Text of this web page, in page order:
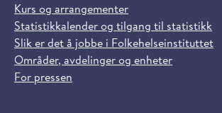
Kurs og arrangementer
Statistikkalender og tilgang til statistikk
Slik er det å jobbe i Folkehelseinstituttet
Områder, avdelinger og enheter
For pressen